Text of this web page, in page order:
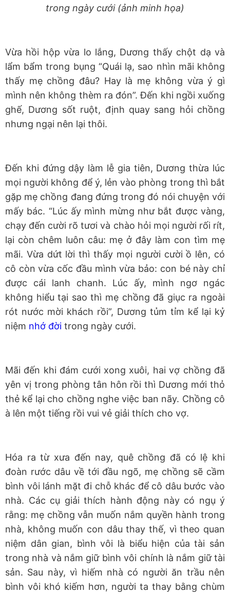
trong ngày cưới (ảnh minh họa)
Vừa hồi hộp vừa lo lắng, Dương thấy chột dạ và
lẩm bẩm trong bụng “Quái lạ, sao nhìn mãi không
thấy mẹ chồng đâu? Hay là mẹ không vừa ý gì
mình nên không thèm ra đón”. Đến khi ngồi xuống
ghế, Dương sốt ruột, định quay sang hỏi chồng
nhưng ngại nên lại thôi.
Đến khi đứng dậy làm lễ gia tiên, Dương thừa lúc
mọi người không để ý, lẻn vào phòng trong thì bắt
gặp mẹ chồng đang đứng trong đó nói chuyện với
mấy bác. “Lúc ấy mình mừng như bắt được vàng,
chạy đến cười rõ tươi và chào hỏi mọi người rối rít,
lại còn chêm luôn câu: mẹ ở đây làm con tìm mẹ
mãi. Vừa dứt lời thì thấy mọi người cười ồ lên, có
cô còn vừa cốc đầu mình vừa bảo: con bé này chỉ
được cái lanh chanh. Lúc ấy, mình ngơ ngác
không hiểu tại sao thì mẹ chồng đã giục ra ngoài
rót nước mời khách rồi”, Dương tủm tỉm kể lại kỷ
niệm nhớ đời trong ngày cưới.
Mãi đến khi đám cưới xong xuôi, hai vợ chồng đã
yên vị trong phòng tân hôn rồi thì Dương mới thỏ
thẻ kể lại cho chồng nghe việc ban nãy. Chồng cô
à lên một tiếng rồi vui vẻ giải thích cho vợ.
Hóa ra từ xưa đến nay, quê chồng đã có lệ khi
đoàn rước dâu về tới đầu ngõ, mẹ chồng sẽ cầm
bình vôi lánh mặt đi chỗ khác để cô dâu bước vào
nhà. Các cụ giải thích hành động này có ngụ ý
rằng: mẹ chồng vẫn muốn nắm quyền hành trong
nhà, không muốn con dâu thay thế, vì theo quan
niệm dân gian, bình vôi là biểu hiện của tài sản
trong nhà và nắm giữ bình vôi chính là nắm giữ tài
sản. Sau này, vì hiếm nhà có người ăn trầu nên
bình vôi khó kiếm hơn, người ta thay bằng chùm